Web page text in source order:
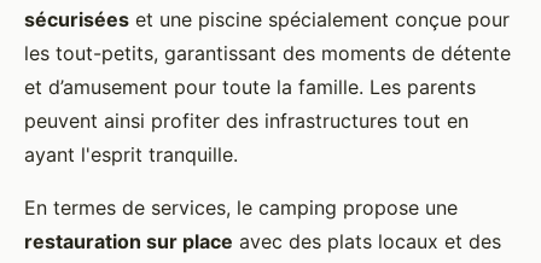
sécurisées et une piscine spécialement conçue pour
les tout-petits, garantissant des moments de détente
et d’amusement pour toute la famille. Les parents
peuvent ainsi profiter des infrastructures tout en
ayant l'esprit tranquille.
En termes de services, le camping propose une
restauration sur place avec des plats locaux et des